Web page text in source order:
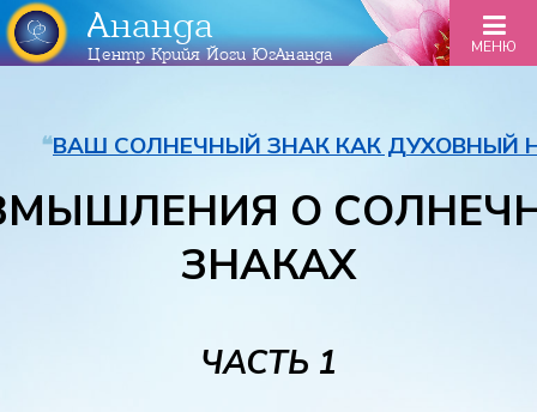
Ананда
Центр Крийя Йоги ЮгАнанда МЕНЮ
❝ВАШ СОЛНЕЧНЫЙ ЗНАК КАК ДУХОВНЫЙ
О
ЗНАКАХ
ЧАСТЬ 1